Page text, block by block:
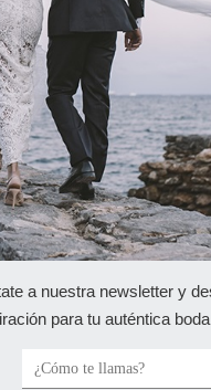
a nuestra newsletter y
para tu auténtica